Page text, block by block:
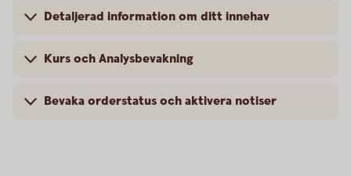
Detaljerad information om ditt innehav
Kurs och Analysbevakning
Bevaka orderstatus och aktivera notiser